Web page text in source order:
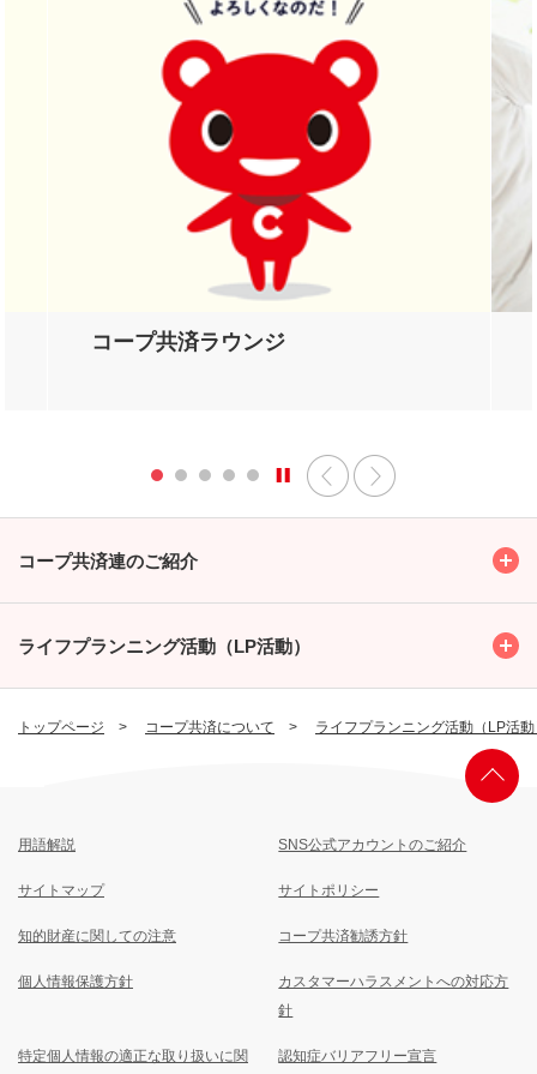
トップページ コープ共済について ライフプランニング活動（LP活
コープ共済連のご紹介
ライフプランニング活動（LP活動）
コープ共済ラウンジ
用語解説 SNS公式アカウントのご紹介
サイトマップ サイトポリシー
知的財産に関しての注意 コープ共済勧誘方針
個人情報保護方針
カスタマーハラスメントへの対応方
針
特定個人情報の適正な取り扱いに関 認知症バリアフリー宣言